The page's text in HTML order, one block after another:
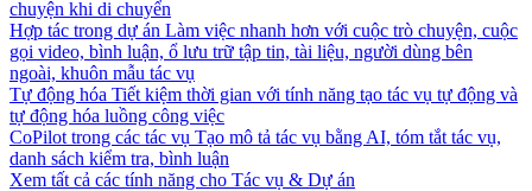
chuyện khi di chuyển
Hợp tác trong dự án Làm việc nhanh hơn với cuộc trò chuyện, cuộc
gọi video, bình luận, ổ lưu trữ tập tin, tài liệu, người dùng bên
ngoài, khuôn mẫu tác vụ
Tự động hóa Tiết kiệm thời gian với tính năng tạo tác vụ tự động và
tự động hóa luồng công việc
CoPilot trong các tác vụ Tạo mô tả tác vụ bằng AI, tóm tắt tác vụ,
danh sách kiểm tra, bình luận
Xem tất cả các tính năng cho Tác vụ & Dự án